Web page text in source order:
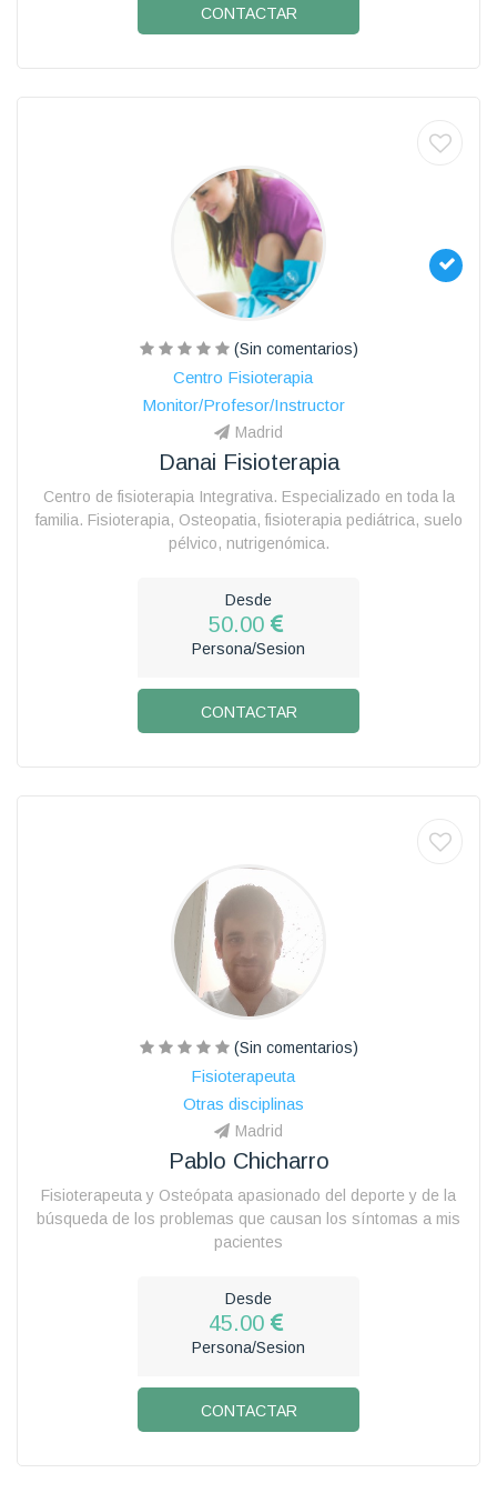
CONTACTAR
(Sin comentarios)
Centro Fisioterapia
Monitor/Profesor/Instructor
Madrid
Danai Fisioterapia
Centro de fisioterapia Integrativa. Especializado en toda la
familia. Fisioterapia, Osteopatia, fisioterapia pediátrica, suelo
pélvico, nutrigenómica.
Desde
50.00
Persona/Sesion
CONTACTAR
(Sin comentarios)
Fisioterapeuta
Otras disciplinas
Madrid
Pablo Chicharro
Fisioterapeuta y Osteópata apasionado del deporte y de la
búsqueda de los problemas que causan los síntomas a mis
pacientes
Desde
45.00
Persona/Sesion
CONTACTAR